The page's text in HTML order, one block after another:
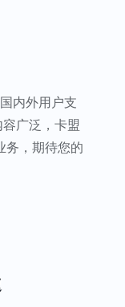
内外用户支
广泛，卡盟
务，期待您的